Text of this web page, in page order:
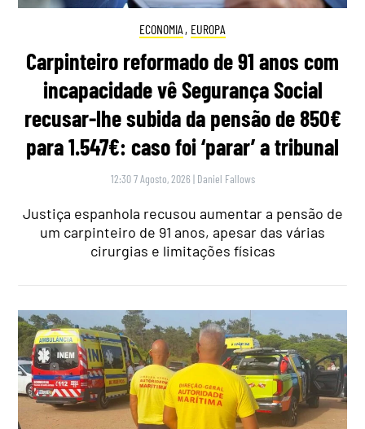
ECONOMIA , EUROPA
Carpinteiro reformado de 91 anos com
incapacidade vê Segurança Social
recusar-lhe subida da pensão de 850€
para 1.547€: caso foi ‘parar’ a tribunal
12:30 7 Agosto, 2026 | Daniel Fallows
Justiça espanhola recusou aumentar a pensão de
um carpinteiro de 91 anos, apesar das várias
cirurgias e limitações físicas